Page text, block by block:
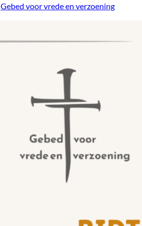
Gebed voor vrede en verzoening